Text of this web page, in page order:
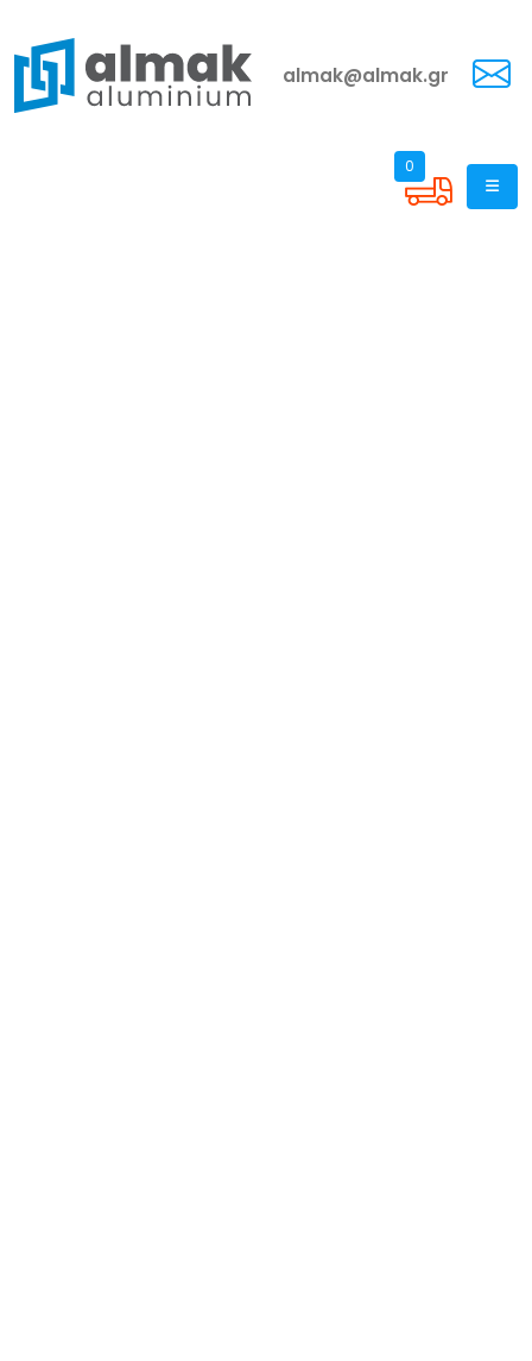
almak@almak.gr
0